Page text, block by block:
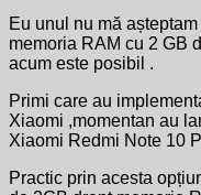
Eu unul nu mă
memoria RAM cu 2 GB
acum este posibil .
Primi care au
Xiaomi ,momentan au
Xiaomi Redmi Note 10
Practic prin acesta